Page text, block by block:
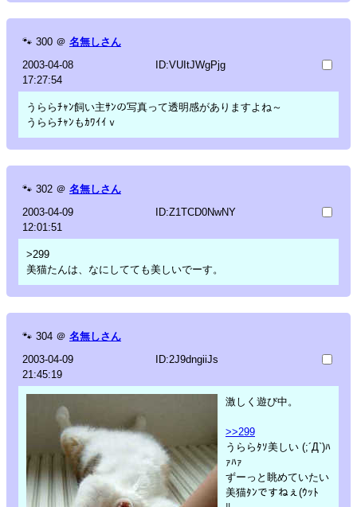
🐾 300 ＠ 名無しさん
2003-04-08
17:27:54
ID:VUItJWgPjg
うららﾁｬﾝ飼い主ｻﾝの写真って透明感がありますよね～
うららﾁｬﾝもｶﾜｲｲｖ
🐾 302 ＠ 名無しさん
2003-04-09
12:01:51
ID:Z1TCD0NwNY
>299
美猫たんは、なにしてても美しいでーす。
🐾 304 ＠ 名無しさん
2003-04-09
21:45:19
ID:2J9dngiiJs
激しく遊び中。
>>299
うららﾀｿ美しい (;´Д`)ﾊ
ｧﾊｧ
ずーっと眺めていたい
美猫ﾀﾝですねぇ(ｳｯﾄ